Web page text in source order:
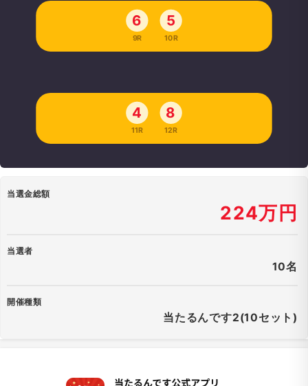
6
9R
5
10R
4
11R
8
12R
当選金総額
224万円
当選者
10名
開催種類
当たるんです2(10セット)